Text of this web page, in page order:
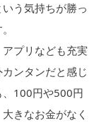
う気持ちが勝っ
プリなども充実
ンタンだと感じ
、100円や500円
きなお金がなく